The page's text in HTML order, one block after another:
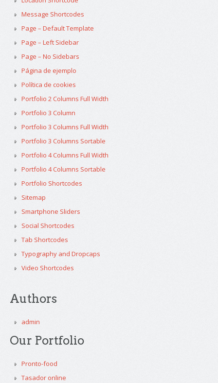
Message Shortcodes
Page – Default Template
Page – Left Sidebar
Page – No Sidebars
Página de ejemplo
Política de cookies
Portfolio 2 Columns Full Width
Portfolio 3 Column
Portfolio 3 Columns Full Width
Portfolio 3 Columns Sortable
Portfolio 4 Columns Full Width
Portfolio 4 Columns Sortable
Portfolio Shortcodes
Sitemap
Smartphone Sliders
Social Shortcodes
Tab Shortcodes
Typography and Dropcaps
Video Shortcodes
Authors
admin
Our Portfolio
Pronto-food
Tasador online